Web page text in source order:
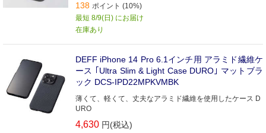
138 ポイント (10%)
最短 8/9(日) にお届け
在庫あり
DEFF iPhone 14 Pro 6.1インチ用 アラミド繊維ケ
ース ｢Ultra Slim & Light Case DURO｣ マットブラ
ック DCS-IPD22MPKVMBK
薄くて、軽くて、丈夫なアラミド繊維を使用したケース D
URO
4,630 円(税込)